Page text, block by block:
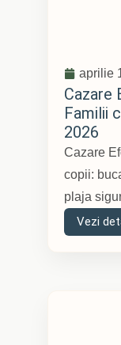
aprilie
Cazare
Familii
2026
Cazare
copii:
plaja
Vezi